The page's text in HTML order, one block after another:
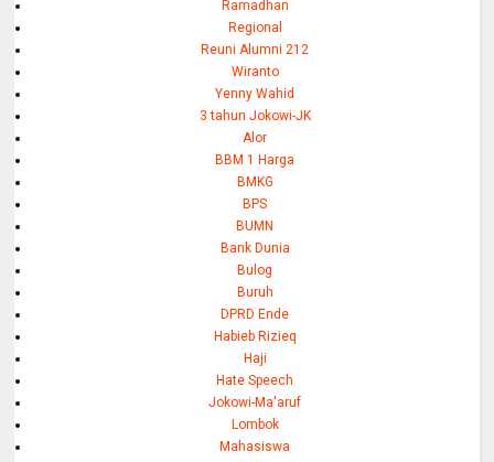
Ramadhan
Regional
Reuni Alumni 212
Wiranto
Yenny Wahid
3 tahun Jokowi-JK
Alor
BBM 1 Harga
BMKG
BPS
BUMN
Bank Dunia
Bulog
Buruh
DPRD Ende
Habieb Rizieq
Haji
Hate Speech
Jokowi-Ma'aruf
Lombok
Mahasiswa